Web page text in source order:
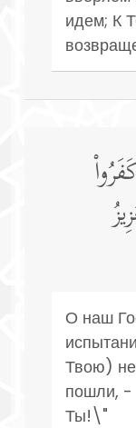
идем; К
О наш
Твою)
пошли, -
Ты!\"